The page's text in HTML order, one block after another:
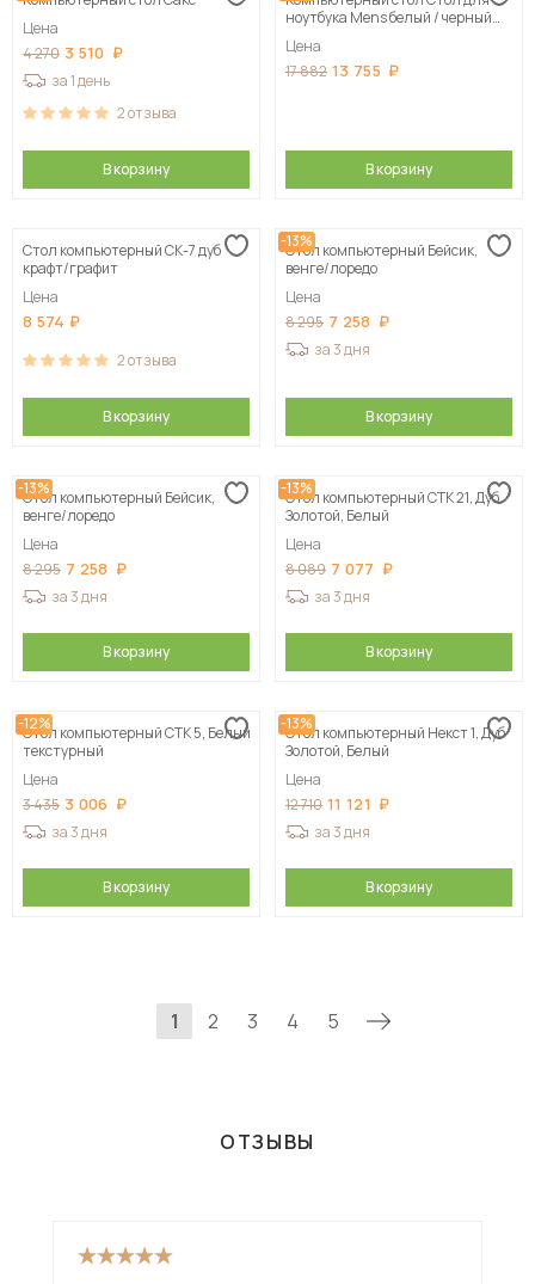
Цена
4 270 3 510
за 1 день
2отзыва
В корзину
ноутбука Mens белый / черный
Цена
17 882 13 755
В корзину
Стол компьютерный СК-7 дуб
крафт/графит
Цена
8 574
2отзыва
В корзину
-13%
Стол компьютерный Бейсик,
венге/лоредо
Цена
8 295 7 258
за 3 дня
В корзину
-13%
Стол компьютерный Бейсик,
венге/лоредо
Цена
8 295 7 258
за 3 дня
В корзину
-13%
Стол компьютерный СТК 21, Дуб
Золотой, Белый
Цена
8 089 7 077
за 3 дня
В корзину
-12%
Стол компьютерный СТК 5, Белый
текстурный
Цена
3 435 3 006
за 3 дня
В корзину
-13%
Стол компьютерный Некст 1, Дуб
Золотой, Белый
Цена
12 710 11 121
за 3 дня
В корзину
1 2 3 4 5
ОТЗЫВЫ